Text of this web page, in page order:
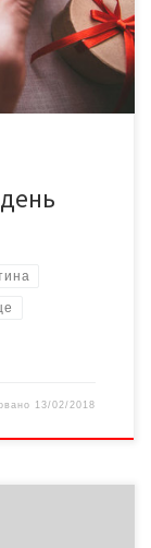
Аналітики
13/02/2018